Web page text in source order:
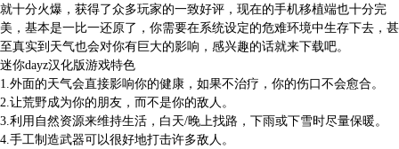
就十分火爆，获得了众多玩家的一致好评，现在的手机移植端也十分完
美，基本是一比一还原了，你需要在系统设定的危难环境中生存下去，甚
至真实到天气也会对你有巨大的影响，感兴趣的话就来下载吧。
迷你dayz汉化版游戏特色
1.外面的天气会直接影响你的健康，如果不治疗，你的伤口不会愈合。
2.让荒野成为你的朋友，而不是你的敌人。
3.利用自然资源来维持生活，白天/晚上找路，下雨或下雪时尽量保暖。
4.手工制造武器可以很好地打击许多敌人。